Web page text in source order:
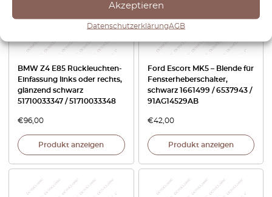
Akzeptieren
DatenschutzerklärungAGB
BMW Z4 E85 Rückleuchten-
Einfassung links oder rechts,
glänzend schwarz
51710033347 / 51710033348
€96,00
Produkt anzeigen
Ford Escort MK5 – Blende für
Fensterheberschalter,
schwarz 1661499 / 6537943 /
91AG14529AB
€42,00
Produkt anzeigen